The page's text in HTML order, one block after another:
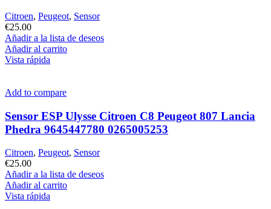
Citroen, Peugeot, Sensor
€25.00
Añadir a la lista de deseos
Añadir al carrito
Vista rápida
Add to compare
Sensor ESP Ulysse Citroen C8 Peugeot 807 Lancia
Phedra 9645447780 0265005253
Citroen, Peugeot, Sensor
€25.00
Añadir a la lista de deseos
Añadir al carrito
Vista rápida